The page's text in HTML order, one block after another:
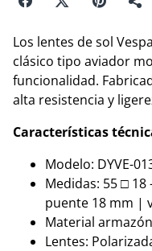
Los lentes de sol
clásico tipo aviador
funcionalidad.
alta resistencia y
Características
Modelo: DYVE-
Medidas: 55 □
puente 18 mm |
Material
Lentes: